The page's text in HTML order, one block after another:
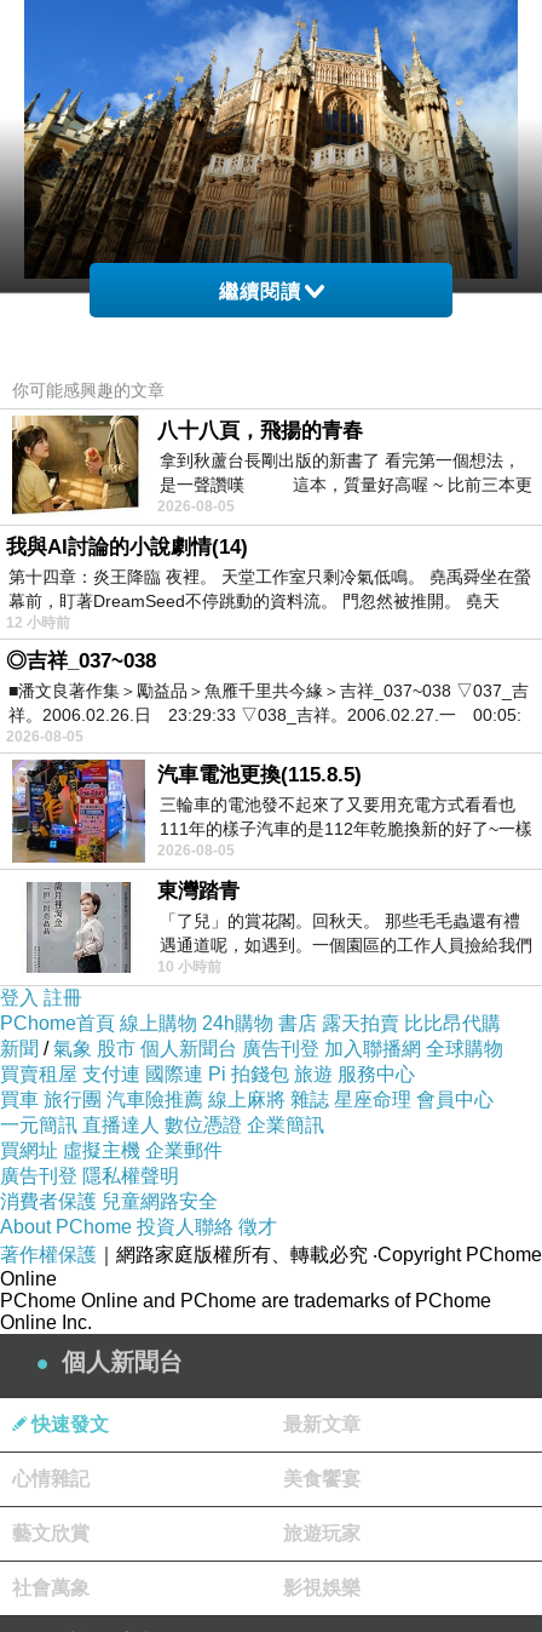
在敲碗的倫敦，想去倫敦玩夠本的捧油還不趕快加快腳
步，跟著酋姐一起遊倫敦～
（一）經典地標打卡
英國和法國可說是世界少數很奇怪的城市，像大笨鐘與巴
黎鐵塔明明就是當地地標，但卻莫名以各種Icon形式揚名
國際，不管是要做成小貼紙，還是當做decoration使用，
甚至做成手機主題～不管放哪裡就是可愛呀😍既然如此，
當你來到當地，怎麼能不和這些經典的地標合照呢？
而在英國最為有名的當然就是倫敦眼（London Eye）、大
笨鐘（Big Ben），甚至是路邊就可以拍到的紅色電話
亭，如果你是勇敢一點的捧油，還能上倫敦塔橋（Tower
繼續閱讀
你可能感興趣的文章
八十八頁，飛揚的青春
拿到秋蘆台長剛出版的新書了 看完第一個想法，
是一聲讚嘆 這本，質量好高喔 ~ 比前三本更
勝一
2026-08-05
我與AI討論的小說劇情(14)
第十四章：炎王降臨 夜裡。 天堂工作室只剩冷氣低鳴。 堯禹舜坐在螢
幕前，盯著DreamSeed不停跳動的資料流。 門忽然被推開。 堯天
12 小時前
◎吉祥_037~038
■潘文良著作集＞勵益品＞魚雁千里共今緣＞吉祥_037~038 ▽037_吉
祥。2006.02.26.日 23:29:33 ▽038_吉祥。2006.02.27.一 00:05:
2026-08-05
汽車電池更換(115.8.5)
三輪車的電池發不起來了又要用充電方式看看也
111年的樣子汽車的是112年乾脆換新的好了~一樣
在阿炮電池買的漲了一百多塊吧
2026-08-05
東灣踏青
「了兒」的賞花閣。回秋天。 那些毛毛蟲還有禮
遇通道呢，如遇到。一個園區的工作人員撿給我們
細賞。
10 小時前
登入 註冊
PChome首頁 線上購物 24h購物 書店 露天拍賣 比比昂代購
新聞 /氣象 股市 個人新聞台 廣告刊登 加入聯播網 全球購物
買賣租屋 支付連 國際連 Pi 拍錢包 旅遊 服務中心
買車 旅行團 汽車險推薦 線上麻將 雜誌 星座命理 會員中心
一元簡訊 直播達人 數位憑證 企業簡訊
買網址 虛擬主機 企業郵件
廣告刊登 隱私權聲明
消費者保護 兒童網路安全
About PChome 投資人聯絡 徵才
著作權保護 ｜網路家庭版權所有、轉載必究 ‧Copyright PChome
Online
PChome Online and PChome are trademarks of PChome
Online Inc.
個人新聞台
快速發文 最新文章
心情雜記 美食饗宴
藝文欣賞 旅遊玩家
社會萬象 影視娛樂